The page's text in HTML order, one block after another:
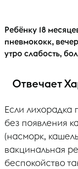
Ребёнку 18
пневмококк,
утро слабость,
Отвечает
Если лихорадка
без появления
(насморк,
вакцинальная
беспокойство